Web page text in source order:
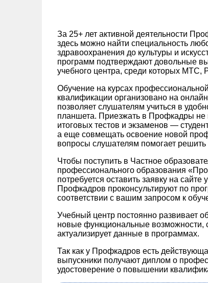
За 25+ лет активной деятельности
здесь можно найти специальность
здравоохранения до культуры и
программ подтверждают довольные
учебного центра, среди которых МТС,
Обучение на курсах
квалификации организовано на
позволяет слушателям учиться в
планшета. Приезжать в Профкадры не
итоговых тестов и экзаменов —
а еще совмещать освоение новой
вопросы слушателям помогает
Чтобы поступить в Частное
профессионального образования
потребуется оставить заявку на
Профкадров проконсультируют по
соответствии с вашим запросом к
Учебный центр постоянно развивает
новые функциональные возможности,
актуализирует данные в программах.
Так как у Профкадров есть
выпускники получают диплом о
удостоверение о повышении